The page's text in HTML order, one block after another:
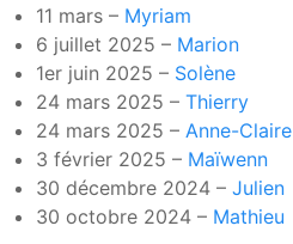
11 mars – Myriam
6 juillet 2025 – Marion
1er juin 2025 – Solène
24 mars 2025 – Thierry
24 mars 2025 – Anne-Claire
3 février 2025 – Maïwenn
30 décembre 2024 – Julien
30 octobre 2024 – Mathieu